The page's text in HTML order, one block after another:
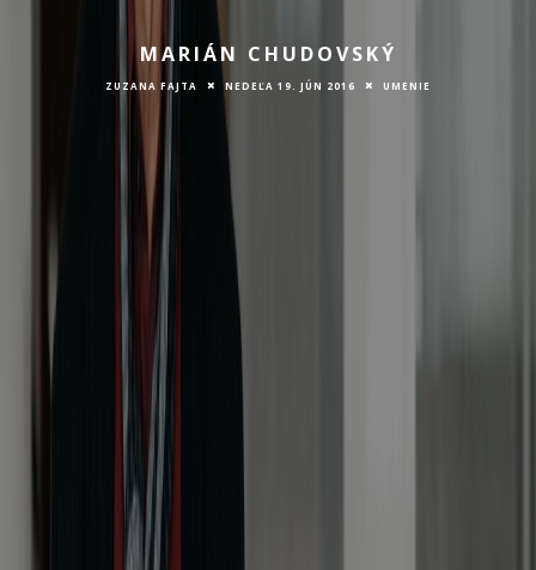
MARIÁN CHUDOVSKÝ
ZUZANA FAJTA NEDEĽA 19. JÚN 2016 UMENIE